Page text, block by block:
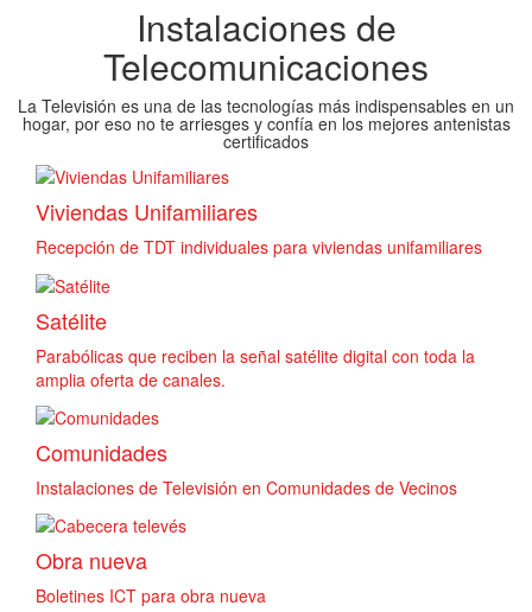
Instalaciones de
Telecomunicaciones
La Televisión es una de las tecnologías más indispensables en un
hogar, por eso no te arriesges y confía en los mejores antenistas
certificados
Viviendas Unifamiliares
Recepción de TDT individuales para viviendas unifamiliares
Satélite
Parabólicas que reciben la señal satélite digital con toda la
amplia oferta de canales.
Comunidades
Instalaciones de Televisión en Comunidades de Vecinos
Obra nueva
Boletines ICT para obra nueva